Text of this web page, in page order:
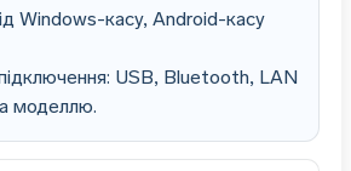
Windows-касу, Android-касу
USB, Bluetooth, LAN
моделлю.